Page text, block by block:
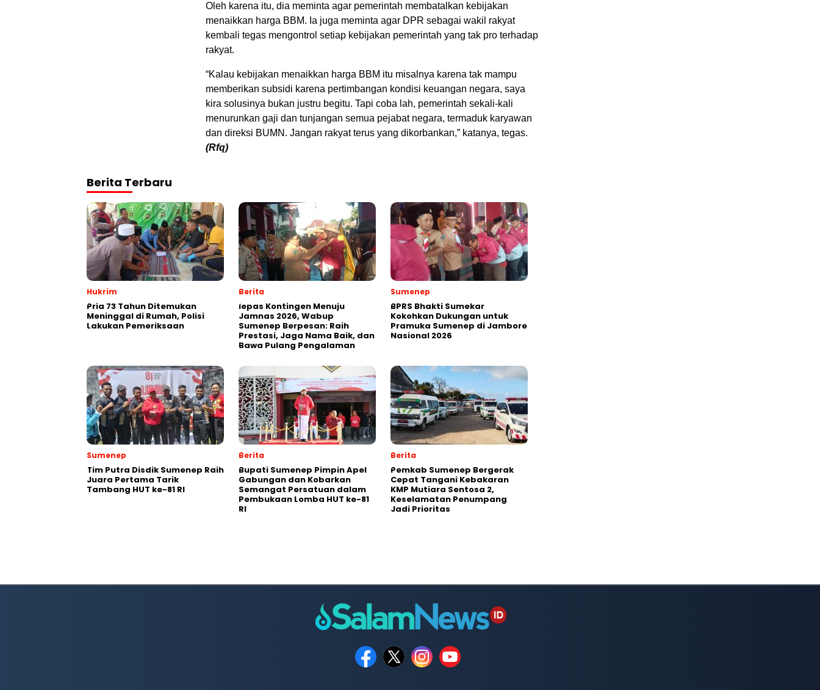
Oleh karena itu, dia meminta agar pemerintah membatalkan kebijakan
menaikkan harga BBM. Ia juga meminta agar DPR sebagai wakil rakyat
kembali tegas mengontrol setiap kebijakan pemerintah yang tak pro terhadap
rakyat.
“Kalau kebijakan menaikkan harga BBM itu misalnya karena tak mampu
memberikan subsidi karena pertimbangan kondisi keuangan negara, saya
kira solusinya bukan justru begitu. Tapi coba lah, pemerintah sekali-kali
menurunkan gaji dan tunjangan semua pejabat negara, termaduk karyawan
dan direksi BUMN. Jangan rakyat terus yang dikorbankan,” katanya, tegas.
(Rfq)
Berita Terbaru
Hukrim
Pria 73 Tahun Ditemukan
Meninggal di Rumah, Polisi
Lakukan Pemeriksaan
Berita
lepas Kontingen Menuju
Jamnas 2026, Wabup
Sumenep Berpesan: Raih
Prestasi, Jaga Nama Baik, dan
Bawa Pulang Pengalaman
Sumenep
BPRS Bhakti Sumekar
Kokohkan Dukungan untuk
Pramuka Sumenep di Jambore
Nasional 2026
Sumenep
Tim Putra Disdik Sumenep Raih
Juara Pertama Tarik
Tambang HUT ke-81 RI
Berita
Bupati Sumenep Pimpin Apel
Gabungan dan Kobarkan
Semangat Persatuan dalam
Pembukaan Lomba HUT ke-81
RI
Berita
Pemkab Sumenep Bergerak
Cepat Tangani Kebakaran
KMP Mutiara Sentosa 2,
Keselamatan Penumpang
Jadi Prioritas